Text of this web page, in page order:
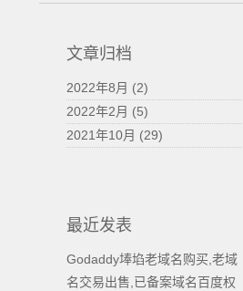
文章归档
2022年8月 (2)
2022年2月 (5)
2021年10月 (29)
最近发表
Godaddy埲埳老域名购买,老域
名交易出售,已备案域名百度权